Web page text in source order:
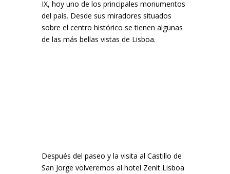
IX, hoy uno de los principales monumentos
del país. Desde sus miradores situados
sobre el centro histórico se tienen algunas
de las más bellas vistas de Lisboa.
Después del paseo y la visita al Castillo de
San Jorge volveremos al hotel Zenit Lisboa